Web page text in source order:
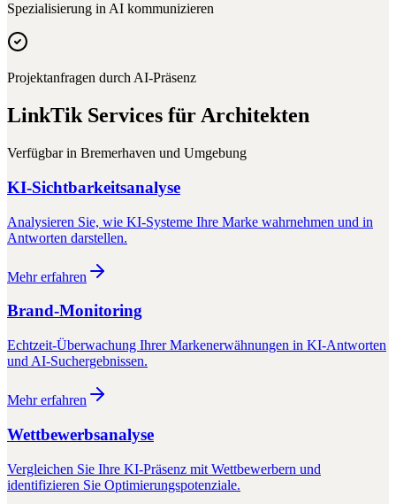
Spezialisierung in AI kommunizieren
Projektanfragen durch AI-Präsenz
LinkTik Services fürArchitekten
Verfügbar in Bremerhaven und Umgebung
KI-Sichtbarkeitsanalyse
Analysieren Sie, wie KI-Systeme Ihre Marke wahrnehmen und in
Antworten darstellen.
Mehr erfahren
Brand-Monitoring
Echtzeit-Überwachung Ihrer Markenerwähnungen in KI-Antworten
und AI-Suchergebnissen.
Mehr erfahren
Wettbewerbsanalyse
Vergleichen Sie Ihre KI-Präsenz mit Wettbewerbern und
identifizieren Sie Optimierungspotenziale.